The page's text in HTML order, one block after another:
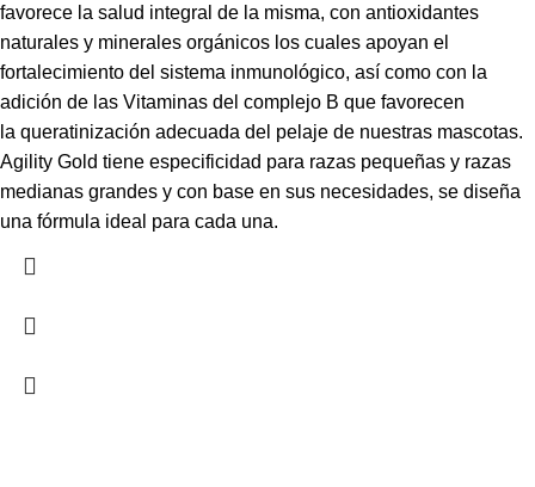
favorece la salud integral de la misma, con antioxidantes
naturales y minerales orgánicos los cuales apoyan el
fortalecimiento del sistema inmunológico, así como con la
adición de las Vitaminas del complejo B que favorecen
la queratinización adecuada del pelaje de nuestras mascotas.
Agility Gold tiene especificidad para razas pequeñas y razas
medianas grandes y con base en sus necesidades, se diseña
una fórmula ideal para cada una.